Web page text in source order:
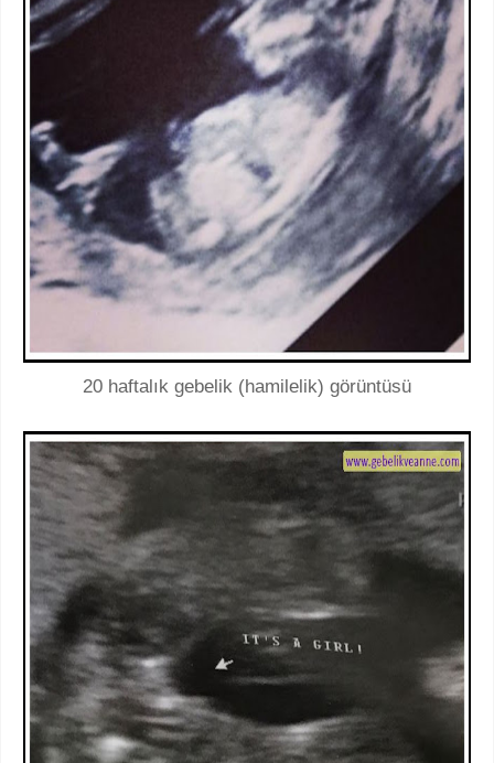
20 haftalık gebelik (hamilelik) görüntüsü